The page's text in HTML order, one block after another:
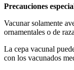
Precauciones
Vacunar solamente
ornamentales o de
La cepa vacunal
con los vacunados